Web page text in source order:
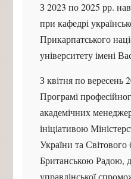
З 2023 по 2025 рр.
при кафедрі
Прикарпатського
університету імені
З квітня по вересень
Програмі
академічних
ініціативою
України та Світового
Британською Радою,
управлінської